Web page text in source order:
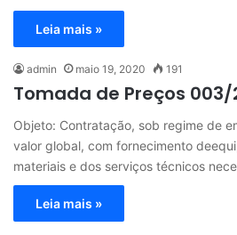
Leia mais »
admin maio 19, 2020 191
Tomada de Preços 003/
Objeto: Contratação, sob regime de
valor global, com fornecimento
materiais e dos serviços técnicos
Leia mais »